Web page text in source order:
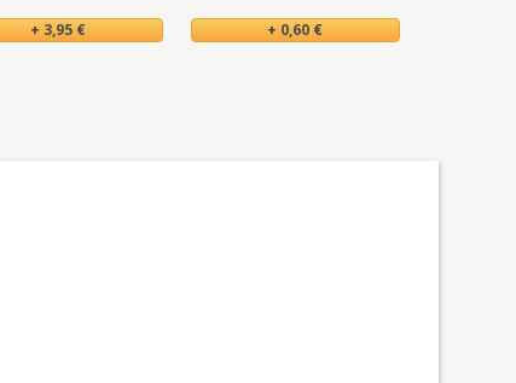
+ 3,95 € + 0,60 €